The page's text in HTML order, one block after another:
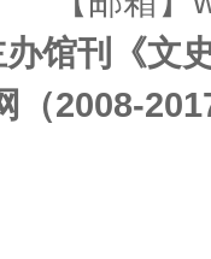
馆刊《文
（2008-